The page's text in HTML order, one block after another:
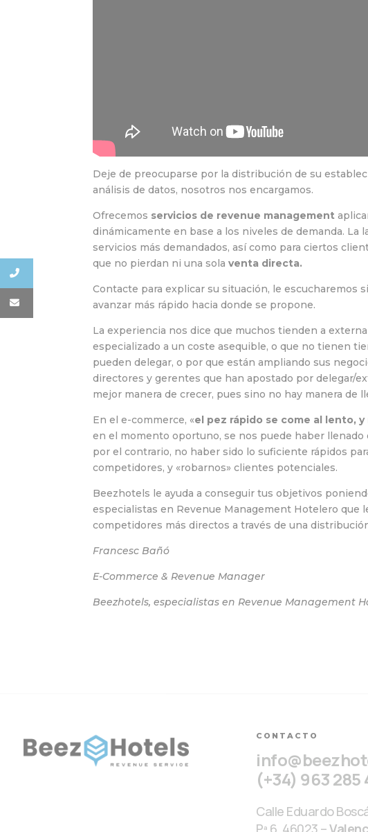
Deje de preocuparse por la distribución de su
análisis de datos, nosotros nos encargamos.
Ofrecemos servicios de revenue management
dinámicamente en base a los niveles de demanda. La
servicios más demandados, así como para ciertos
que no pierdan ni una solaventa directa.
Contacte para explicar su situación, le escucharemos
avanzar más rápido hacia donde se propone.
La experiencia nos dice que muchos tienden a
especializado a un coste asequible, o que no tienen
pueden delegar, o por que están ampliando sus
directores y gerentes que han apostado por delegar/
mejor manera de crecer, pues sino no hay manera de
En el e-commerce, «el pez rápido se come al lento,
en el momento oportuno, se nos puede haber
por el contrario, no haber sido lo suficiente rápidos
competidores, y «robarnos» clientes potenciales.
Beezhotels le ayuda a conseguir tus objetivos
especialistas en Revenue Management Hotelero que
competidores más directos a través de una
Francesc Bañó
E-Commerce & Revenue Manager
Beezhotels, especialistas en Revenue Management
CONTACTO
(+34) 963 285
Calle Eduardo Boscá